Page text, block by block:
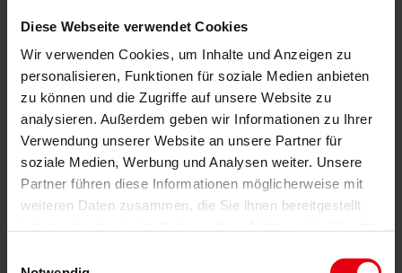
Diese Webseite verwendet Cookies
Wir verwenden Cookies, um Inhalte und Anzeigen zu
personalisieren, Funktionen für soziale Medien anbieten
zu können und die Zugriffe auf unsere Website zu
analysieren. Außerdem geben wir Informationen zu Ihrer
Verwendung unserer Website an unsere Partner für
soziale Medien, Werbung und Analysen weiter. Unsere
Partner führen diese Informationen möglicherweise mit
weiteren Daten zusammen, die Sie ihnen bereitgestellt
Gesamtdienstleister für den Bau: DELTA Wels & Wien
Menü schließen
Deutsch
English
Dienstleistungen